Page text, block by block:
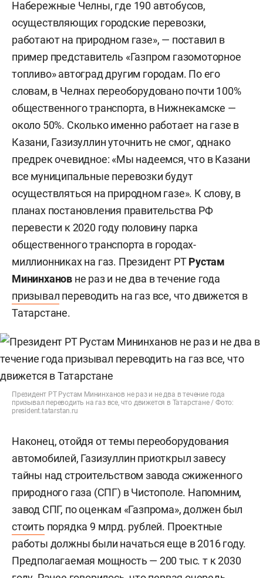
Набережные Челны, где 190 автобусов,
осуществляющих городские перевозки,
работают на природном газе», — поставил в
пример представитель «Газпром газомоторное
топливо» автоград другим городам. По его
словам, в Челнах переоборудовано почти 100%
общественного транспорта, в Нижнекамске —
около 50%. Сколько именно работает на газе в
Казани, Газизуллин уточнить не смог, однако
предрек очевидное: «Мы надеемся, что в Казани
все муниципальные перевозки будут
осуществляться на природном газе». К слову, в
планах постановления правительства РФ
перевести к 2020 году половину парка
общественного транспорта в городах-
миллионниках на газ. Президент РТРустам
Мининханов не раз и не два в течение года
призывал переводить на газ все, что движется в
Татарстане.
Президент РТ Рустам Мининханов не раз и не два в течение года
призывал переводить на газ все, что движется в Татарстане / Фото:
president.tatarstan.ru
Наконец, отойдя от темы переоборудования
автомобилей, Газизуллин приоткрыл завесу
тайны над строительством завода сжиженного
природного газа (СПГ) в Чистополе. Напомним,
завод СПГ, по оценкам «Газпрома», должен был
стоить порядка 9 млрд. рублей. Проектные
работы должны были начаться еще в 2016 году.
Предполагаемая мощность — 200 тыс. т к 2030